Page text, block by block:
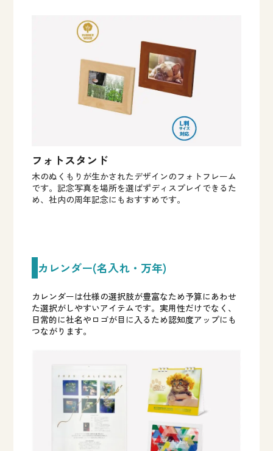
フォトスタンド
木のぬくもりが生かされたデザインのフォトフレーム
です。記念写真を場所を選ばずディスプレイできるた
め、社内の周年記念にもおすすめです。
カレンダー(名入れ・万年)
カレンダーは仕様の選択肢が豊富なため予算にあわせ
た選択がしやすいアイテムです。実用性だけでなく、
日常的に社名やロゴが目に入るため認知度アップにも
つながります。